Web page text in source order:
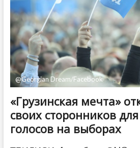
пяти
лет
тюрьмы
в
Цхинвали
@Georgian Dream/Facebook
«Грузинская мечта»
своих сторонников
голосов на выборах